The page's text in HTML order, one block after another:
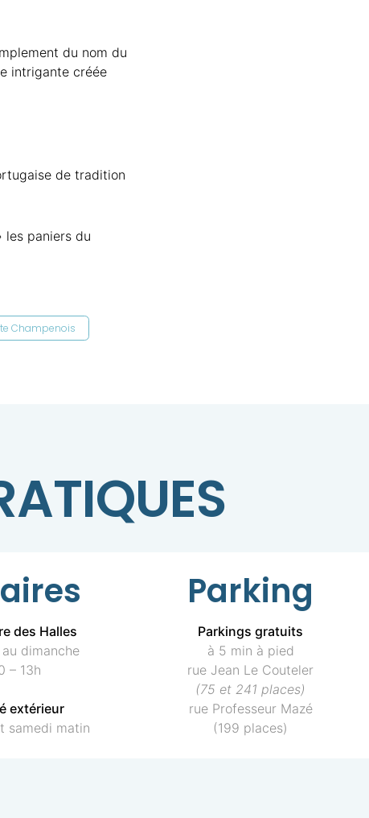
du nom du
intrigante créée
de tradition
paniers du
Champenois
des Halles
dimanche
– 13h
extérieur
samedi matin
Parking
Parkings gratuits
à 5 min à pied
rue Jean Le Couteler
(75 et 241 places)
rue Professeur Mazé
(199 places)